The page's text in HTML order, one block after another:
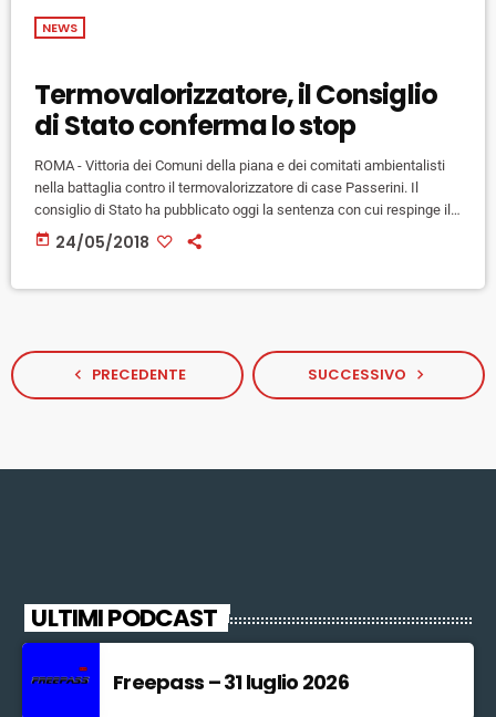
NEWS
Termovalorizzatore, il Consiglio
di Stato conferma lo stop
ROMA - Vittoria dei Comuni della piana e dei comitati ambientalisti
nella battaglia contro il termovalorizzatore di case Passerini. Il
consiglio di Stato ha pubblicato oggi la sentenza con cui respinge il
ricorso di ATO Toscana alla decisione presa nel 2016 dal TAR
Toscana, e ha confermato così sostanzialmente che l'autorizzazione
today 24/05/2018
navigate_before PRECEDENTE SUCCESSIVO navigate_next
ULTIMI PODCAST
Freepass – 31 luglio 2026